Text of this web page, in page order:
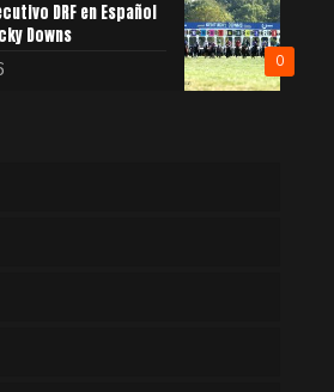
0
DRF en Español
Downs